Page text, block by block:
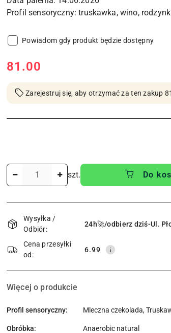
Powiadom gdy produkt będzie dostępny
cena:
81.00
Zarejestruj się, aby otrzymać za ten zakup
szt. Do
Dostępność
i
dostawa
Wysyłka /
Odbiór:
24h🚀/odbierz dziś-Ul.
Cena przesyłki
od:
6.99
Więcej o produkcie
Profil sensoryczny: Mleczna czekolada,
Obróbka: Anaerobic natural